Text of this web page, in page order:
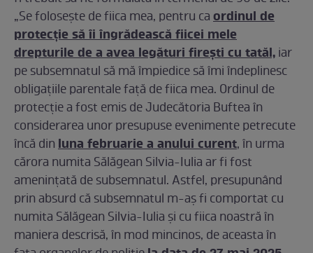
„Se folosește de fiica mea, pentru caordinul de
protecție să îi îngrădească fiicei mele
drepturile de a avea legături firești cu tatăl,iar
pe subsemnatul să mă împiedice să îmi îndeplinesc
obligațiile parentale față de fiica mea. Ordinul de
protecție a fost emis de Judecătoria Buftea în
considerarea unor presupuse evenimente petrecute
încă dinluna februarie a anului curent, în urma
cărora numita Sălăgean Silvia-Iulia ar fi fost
amenințată de subsemnatul. Astfel, presupunând
prin absurd că subsemnatul m-aș fi comportat cu
numita Sălăgean Silvia-Iulia și cu fiica noastră în
maniera descrisă, în mod mincinos, de aceasta în